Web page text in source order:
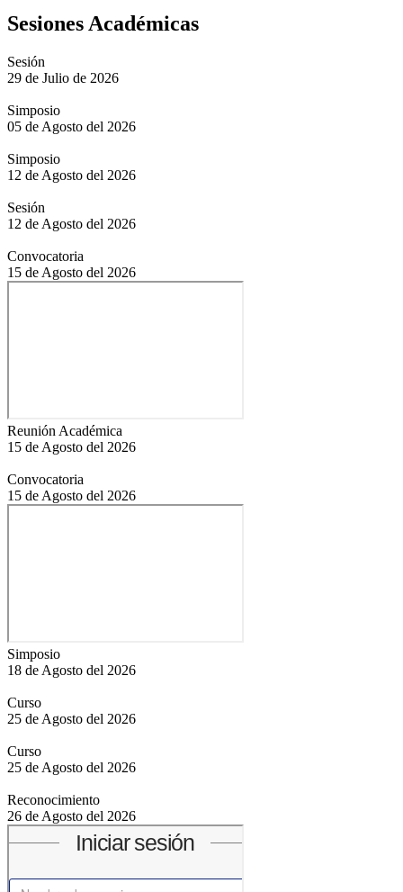
Sesiones Académicas
Sesión
29 de Julio de 2026
Simposio
05 de Agosto del 2026
Simposio
12 de Agosto del 2026
Sesión
12 de Agosto del 2026
Convocatoria
15 de Agosto del 2026
Reunión Académica
15 de Agosto del 2026
Convocatoria
15 de Agosto del 2026
Simposio
18 de Agosto del 2026
Curso
25 de Agosto del 2026
Curso
25 de Agosto del 2026
Reconocimiento
26 de Agosto del 2026